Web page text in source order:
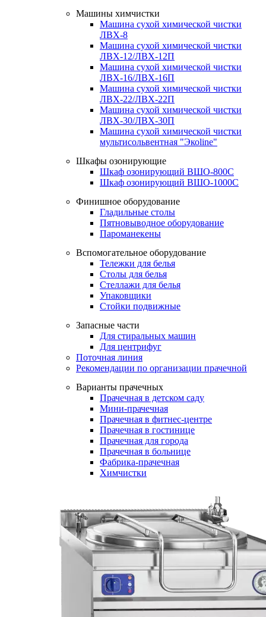
Машины химчистки
Машина сухой химической чистки
ЛВХ-8
Машина сухой химической чистки
ЛВХ-12/ЛВХ-12П
Машина сухой химической чистки
ЛВХ-16/ЛВХ-16П
Машина сухой химической чистки
ЛВХ-22/ЛВХ-22П
Машина сухой химической чистки
ЛВХ-30/ЛВХ-30П
Машина сухой химической чистки
мультисольвентная "Экоline"
Шкафы озонирующие
Шкаф озонирующий ВШО-800С
Шкаф озонирующий ВШО-1000С
Финишное оборудование
Гладильные столы
Пятновыводное оборудование
Пароманекены
Вспомогательное оборудование
Тележки для белья
Столы для белья
Стеллажи для белья
Упаковщики
Стойки подвижные
Запасные части
Для стиральных машин
Для центрифуг
Поточная линия
Рекомендации по организации прачечной
Варианты прачечных
Прачечная в детском саду
Мини-прачечная
Прачечная в фитнес-центре
Прачечная в гостинице
Прачечная для города
Прачечная в больнице
Фабрика-прачечная
Химчистки